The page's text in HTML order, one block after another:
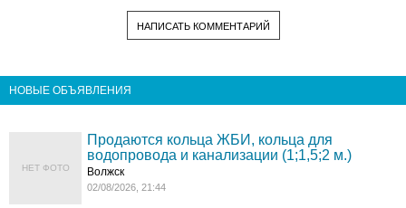
НАПИСАТЬ КОММЕНТАРИЙ
НОВЫЕ ОБЪЯВЛЕНИЯ
НЕТ ФОТО
Продаются кольца ЖБИ, кольца для
водопровода и канализации (1;1,5;2 м.)
Волжск
02/08/2026, 21:44